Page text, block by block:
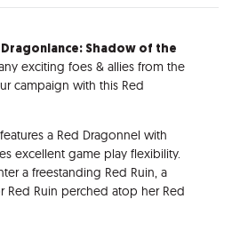
Shadow of the
exciting foes & allies from the
campaign with this Red
a Red Dragonnel with
excellent game play flexibility.
a freestanding Red Ruin, a
Red Ruin perched atop her Red